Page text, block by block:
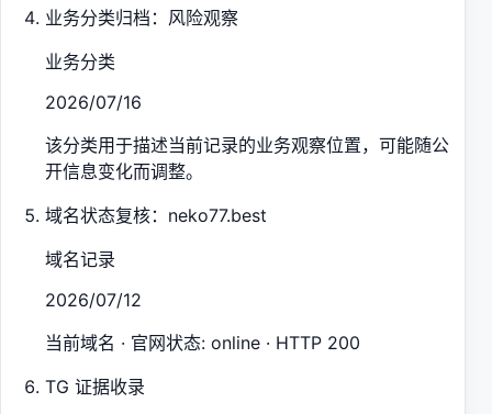
业务分类归档：风险观察
业务分类
2026/07/16
该分类用于描述当前记录的业务观察位置，可能随公
开信息变化而调整。
域名状态复核：neko77.best
域名记录
2026/07/12
当前域名 · 官网状态: online · HTTP 200
TG 证据收录